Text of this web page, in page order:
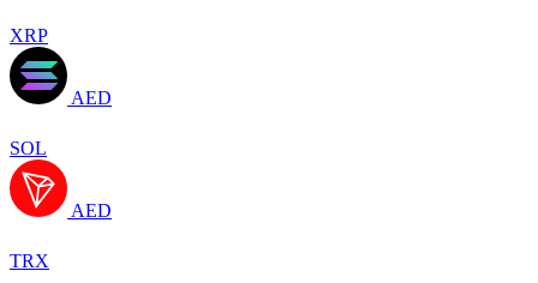
XRP
AED
SOL
AED
TRX